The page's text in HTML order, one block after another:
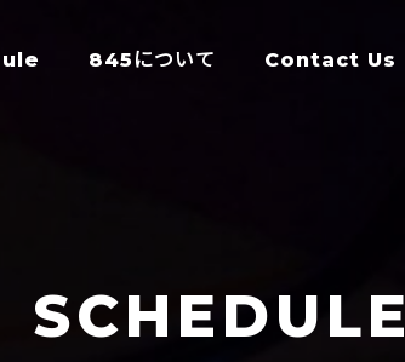
845について Contact Us
SCHEDULE